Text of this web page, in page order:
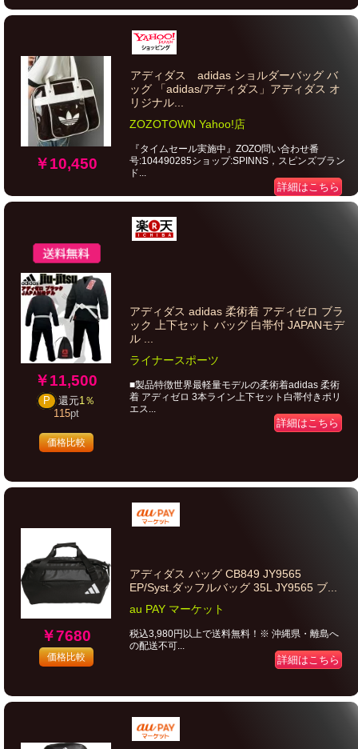
￥10,450
アディダス adidas ショルダーバッグ バ
ッグ 「adidas/アディダス」アディダス オ
リジナル...
ZOZOTOWN Yahoo!店
『タイムセール実施中』ZOZO問い合わせ番
号:104490285ショップ:SPINNS，スピンズブラン
ド...
詳細はこちら
￥11,500
P 還元1％
115pt
価格比較
アディダス adidas 柔術着 アディゼロ ブラ
ック 上下セット バッグ 白帯付 JAPANモデ
ル ...
ライナースポーツ
■製品特徴世界最軽量モデルの柔術着adidas 柔術
着 アディゼロ 3本ライン上下セット白帯付きポリ
エス...
詳細はこちら
￥7680
価格比較
アディダス バッグ CB849 JY9565
EP/Syst.ダッフルバッグ 35L JY9565 ブ...
au PAY マーケット
税込3,980円以上で送料無料！※ 沖縄県・離島へ
の配送不可...
詳細はこちら